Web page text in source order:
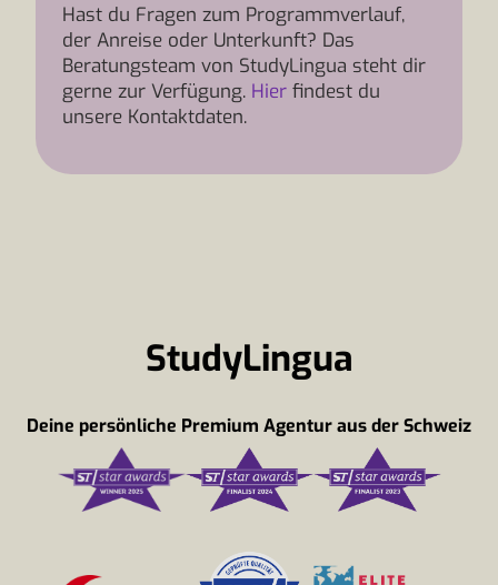
Hast du Fragen zum Programmverlauf,
der Anreise oder Unterkunft? Das
Beratungsteam von StudyLingua steht dir
gerne zur Verfügung. Hier findest du
unsere Kontaktdaten.
StudyLingua
Deine persönliche Premium Agentur aus der Schweiz